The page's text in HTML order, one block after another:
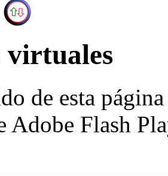
virtuales
de esta
Adobe Flash